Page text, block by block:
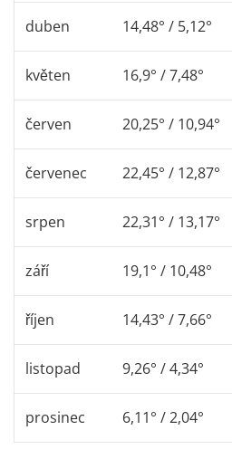
duben 14,48° / 5,12°
květen 16,9° / 7,48°
červen 20,25° / 10,94°
červenec 22,45° / 12,87°
srpen 22,31° / 13,17°
září 19,1° / 10,48°
říjen 14,43° / 7,66°
listopad 9,26° / 4,34°
prosinec 6,11° / 2,04°